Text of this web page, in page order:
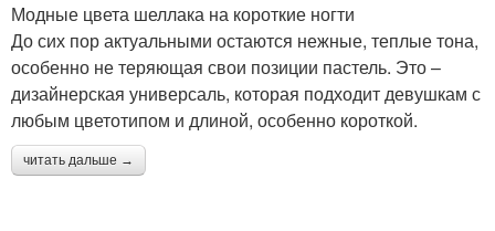
Модные цвета шеллака на короткие ногти
До сих пор актуальными остаются нежные, теплые тона,
особенно не теряющая свои позиции пастель. Это –
дизайнерская универсаль, которая подходит девушкам с
любым цветотипом и длиной, особенно короткой.
читать дальше →